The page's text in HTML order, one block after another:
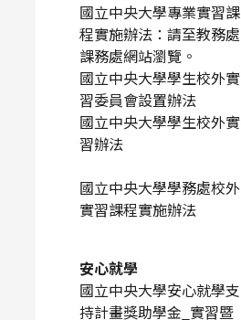
國立中央大學專業實習課
程實施辦法： 請至教務處
課務處網站瀏覽 。
國立中央大學學生校外實
習委員會設置辦法
國立中央大學學生校外實
習辦法
國立中央大學學務處校外
實習課程實施辦法
安心就學
國立中央大學安心就學支
持計畫獎助學金_實習暨